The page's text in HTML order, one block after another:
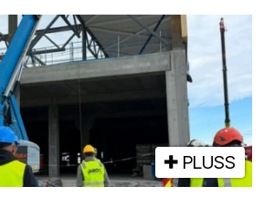
PLUSS